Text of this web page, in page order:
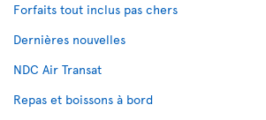
Forfaits tout inclus pas chers
Dernières nouvelles
NDC Air Transat
Repas et boissons à bord